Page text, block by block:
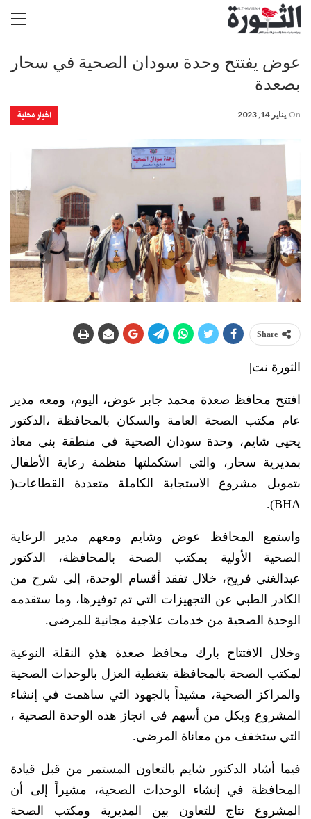
عوض يفتتح وحدة سودان الصحية في سحار
بصعدة
اخبار محلية On يناير 14, 2023
Share
الثورة نت|
افتتح محافظ صعدة محمد جابر عوض، اليوم، ومعه مدير
عام مكتب الصحة العامة والسكان بالمحافظة ،الدكتور
يحيى شايم، وحدة سودان الصحية في منطقة بني معاذ
بمديرية سحار، والتي استكملتها منظمة رعاية الأطفال
بتمويل مشروع الاستجابة الكاملة متعددة القطاعات(
BHA).
واستمع المحافظ عوض وشايم ومعهم مدير الرعاية
الصحية الأولية بمكتب الصحة بالمحافظة، الدكتور
عبدالغني فريح، خلال تفقد أقسام الوحدة، إلى شرح من
الكادر الطبي عن التجهيزات التي تم توفيرها، وما ستقدمه
الوحدة الصحية من خدمات علاجية مجانية للمرضى.
وخلال الافتتاح بارك محافظ صعدة هذهِ النقلة النوعية
لمكتب الصحة بالمحافظة بتغطية العزل بالوحدات الصحية
والمراكز الصحية، مشيداً بالجهود التي ساهمت في إنشاء
المشروع وبكل من أسهم في انجاز هذه الوحدة الصحية ،
التي ستخفف من معاناة المرضى.
فيما أشاد الدكتور شايم بالتعاون المستمر من قبل قيادة
المحافظة في إنشاء الوحدات الصحية، مشيراً إلى أن
المشروع نتاج للتعاون بين المديرية ومكتب الصحة